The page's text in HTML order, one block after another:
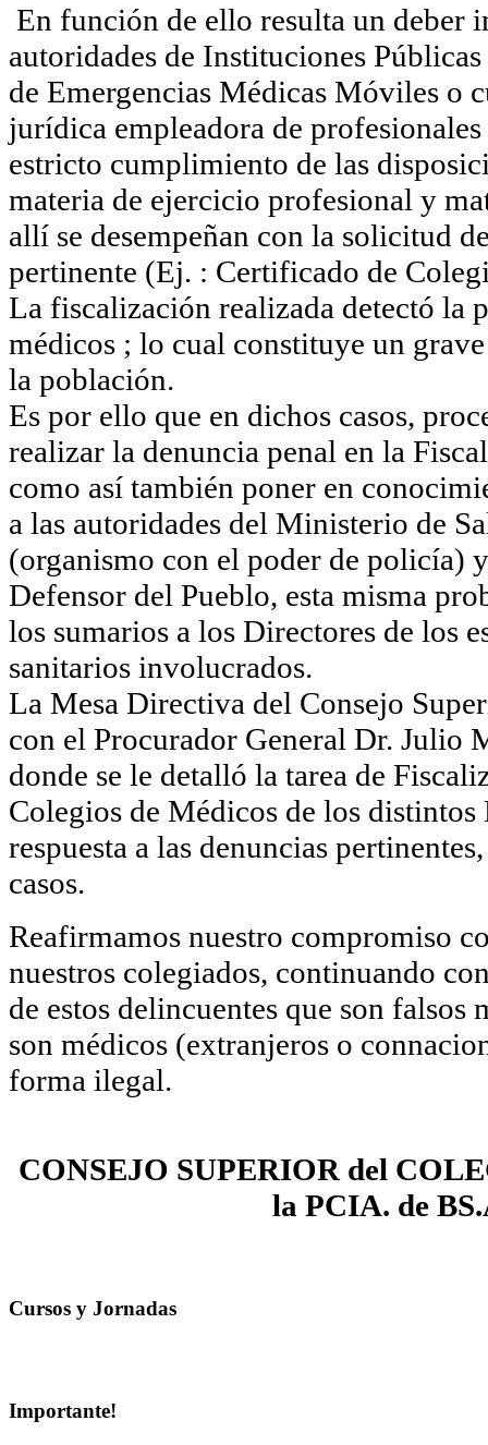
En función de ello resulta un deber
autoridades de Instituciones
de Emergencias Médicas Móviles o
jurídica empleadora de
estricto cumplimiento de las
materia de ejercicio profesional y
allí se desempeñan con la solicitud
pertinente (Ej. : Certificado de
La fiscalización realizada detectó la
médicos ; lo cual constituye un
la población.
Es por ello que en dichos casos,
realizar la denuncia penal en la
como así también poner en
a las autoridades del Ministerio de
(organismo con el poder de policía)
Defensor del Pueblo, esta misma
los sumarios a los Directores de los
sanitarios involucrados.
La Mesa Directiva del Consejo
con el Procurador General Dr. Julio
donde se le detalló la tarea de
Colegios de Médicos de los
respuesta a las denuncias
casos.
Reafirmamos nuestro compromiso
nuestros colegiados, continuando
de estos delincuentes que son falsos
son médicos (extranjeros o
forma ilegal.
CONSEJO SUPERIOR del
la PCIA. de
Cursos y Jornadas
Importante!